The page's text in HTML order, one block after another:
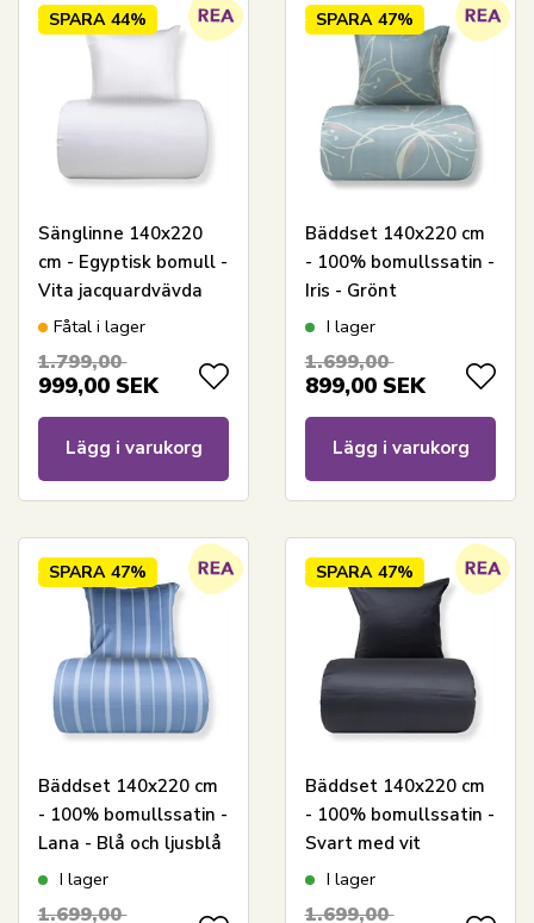
SPARA 44%
Sänglinne 140x220
cm - Egyptisk bomull -
Vita jacquardvävda
ränder
Fåtal i lager
1.799,00
999,00 SEK
Lägg i varukorg
SPARA 47%
Bäddset 140x220 cm
- 100% bomullssatin -
Iris - Grönt
blommönster
I lager
1.699,00
899,00 SEK
Lägg i varukorg
SPARA 47%
Bäddset 140x220 cm
- 100% bomullssatin -
Lana - Blå och ljusblå
ränder
I lager
1.699,00
SPARA 47%
Bäddset 140x220 cm
- 100% bomullssatin -
Svart med vit
pipingkant
I lager
1.699,00